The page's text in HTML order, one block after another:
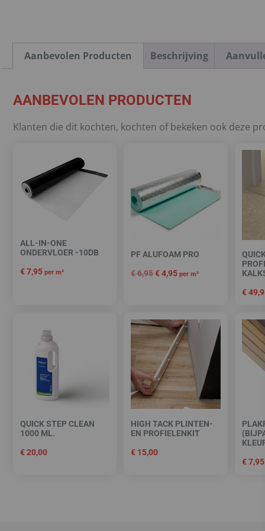
Aanbevolen Producten Beschrijving
AANBEVOLEN PRODUCTEN
Klanten die dit kochten, kochten of bekeken ook deze
ALL-IN-ONE
ONDERVLOER -10DB
€7,95 per m²
PF ALUFOAM PRO
€6,95 €4,95 per m²
€
QUICK STEP CLEAN
1000 ML.
€20,00
HIGH TACK PLINTEN-
EN PROFIELENKIT
€ 15,00
€7,95